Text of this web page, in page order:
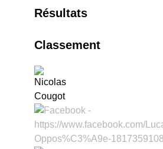
Résultats
Classement